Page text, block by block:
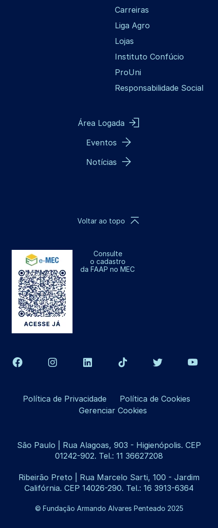
Carreiras
Liga Agro
Lojas
Instituto Confúcio
ProUni
Responsabilidade Social
Área Logada
Eventos
Notícias
Consulte
o cadastro
da FAAP no MEC
Voltar ao topo
Política de Privacidade
Política de Cookies
Gerenciar Cookies
São Paulo | Rua Alagoas, 903 - Higienópolis. CEP
01242-902. Tel.: 11 36627208
Ribeirão Preto | Rua Marcelo Sarti, 100 - Jardim
Califórnia. CEP 14026-290. Tel.: 16 3913-6364
© Fundação Armando Alvares Penteado 2025